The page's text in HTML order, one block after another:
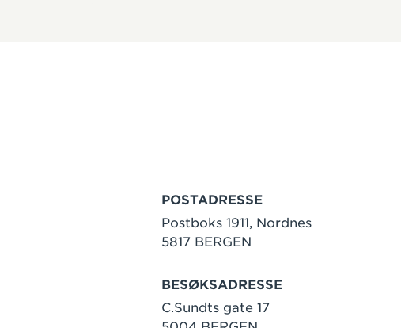
POSTADRESSE
Postboks 1911, Nordnes
5817 BERGEN
BESØKSADRESSE
C.Sundts gate 17